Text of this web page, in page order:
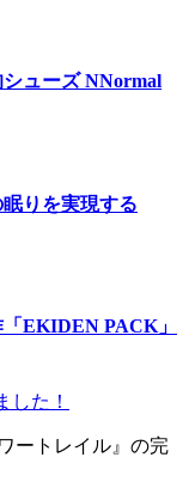
ューズ NNormal
りを実現する
EKIDEN PACK」
した！
ートレイル』の完